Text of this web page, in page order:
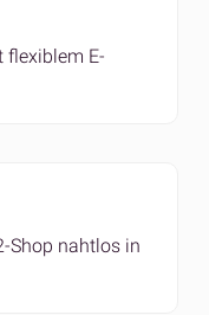
flexiblem E-
Shop nahtlos in